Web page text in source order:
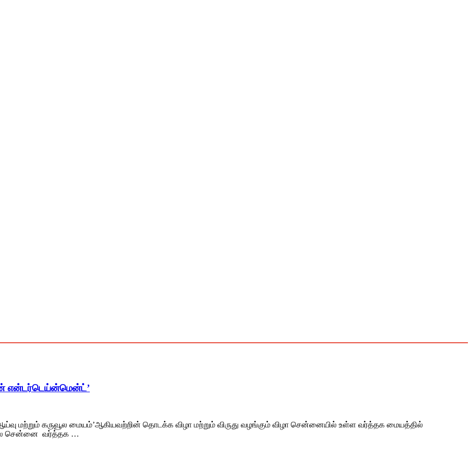
என்டர்டெய்ன்மென்ட்’
கருவூல மையம்’ஆகியவற்றின் தொடக்க விழா மற்றும் விருது வழங்கும் விழா சென்னையில் உள்ள வர்த்தக மையத்தில்
சென்னை வர்த்தக …